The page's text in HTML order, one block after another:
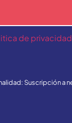
de privacidad
Suscripción